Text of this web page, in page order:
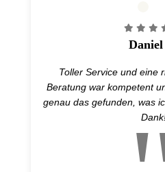
Toller Service und eine
Beratung war kompetent
genau das gefunden, was